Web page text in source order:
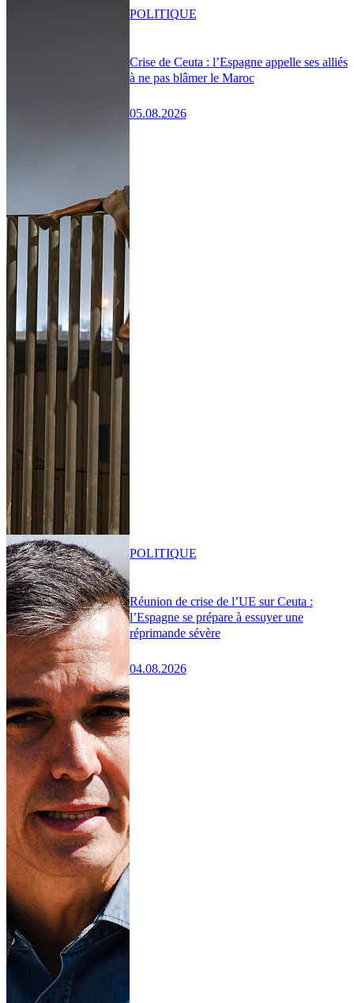
Crise de Ceuta : l’Espagne appelle ses alliés
à ne pas blâmer le Maroc
05.08.2026
POLITIQUE
Réunion de crise de l’UE sur Ceuta :
l’Espagne se prépare à essuyer une
réprimande sévère
04.08.2026
POLITIQUE